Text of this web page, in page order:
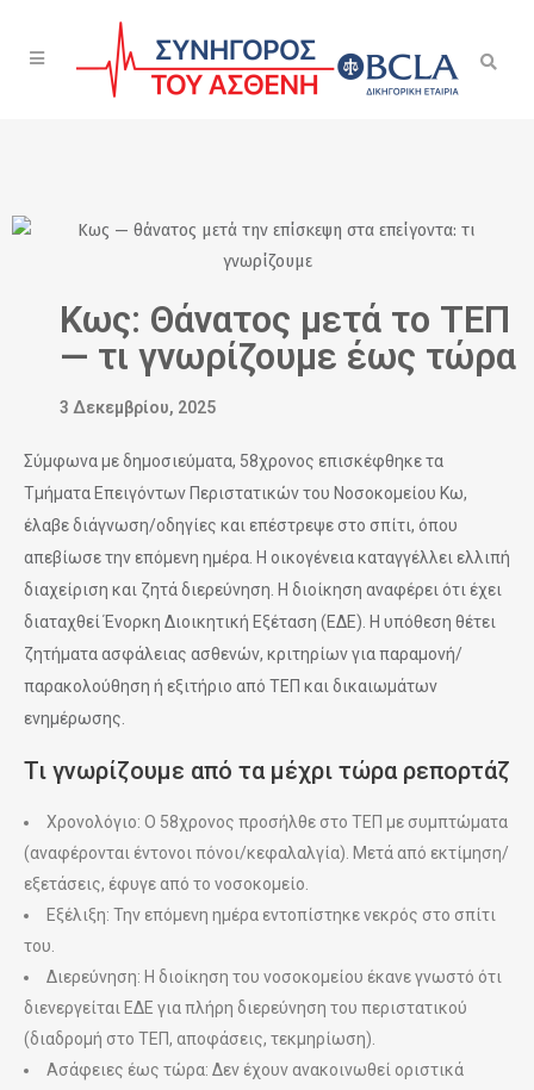
Κως: Θάνατος μετά το ΤΕΠ
— τι γνωρίζουμε έως τώρα
3 Δεκεμβρίου, 2025
Σύμφωνα με δημοσιεύματα, 58χρονος επισκέφθηκε τα
Τμήματα Επειγόντων Περιστατικών του Νοσοκομείου Κω,
έλαβε διάγνωση/οδηγίες και επέστρεψε στο σπίτι, όπου
απεβίωσε την επόμενη ημέρα. Η οικογένεια καταγγέλλει ελλιπή
διαχείριση και ζητά διερεύνηση. Η διοίκηση αναφέρει ότι έχει
διαταχθεί Ένορκη Διοικητική Εξέταση (ΕΔΕ). Η υπόθεση θέτει
ζητήματα ασφάλειας ασθενών, κριτηρίων για παραμονή/
παρακολούθηση ή εξιτήριο από ΤΕΠ και δικαιωμάτων
ενημέρωσης.
Τι γνωρίζουμε από τα μέχρι τώρα ρεπορτάζ
Χρονολόγιο: Ο 58χρονος προσήλθε στο ΤΕΠ με συμπτώματα
(αναφέρονται έντονοι πόνοι/κεφαλαλγία). Μετά από εκτίμηση/
εξετάσεις, έφυγε από το νοσοκομείο.
Εξέλιξη: Την επόμενη ημέρα εντοπίστηκε νεκρός στο σπίτι
του.
Διερεύνηση: Η διοίκηση του νοσοκομείου έκανε γνωστό ότι
διενεργείται ΕΔΕ για πλήρη διερεύνηση του περιστατικού
(διαδρομή στο ΤΕΠ, αποφάσεις, τεκμηρίωση).
Ασάφειες έως τώρα: Δεν έχουν ανακοινωθεί οριστικά